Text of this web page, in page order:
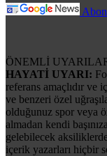
ÖNEMLİ
HAYATİ UYARI:
referans amaçlıdır ve
ve benzeri özel
olduğunuz spor veya
almadan kendi
gelebilecek
içerik yazarları hiçbir